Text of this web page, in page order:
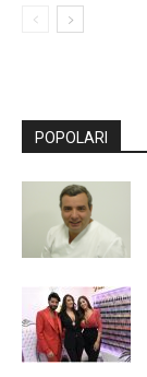
POPOLARI